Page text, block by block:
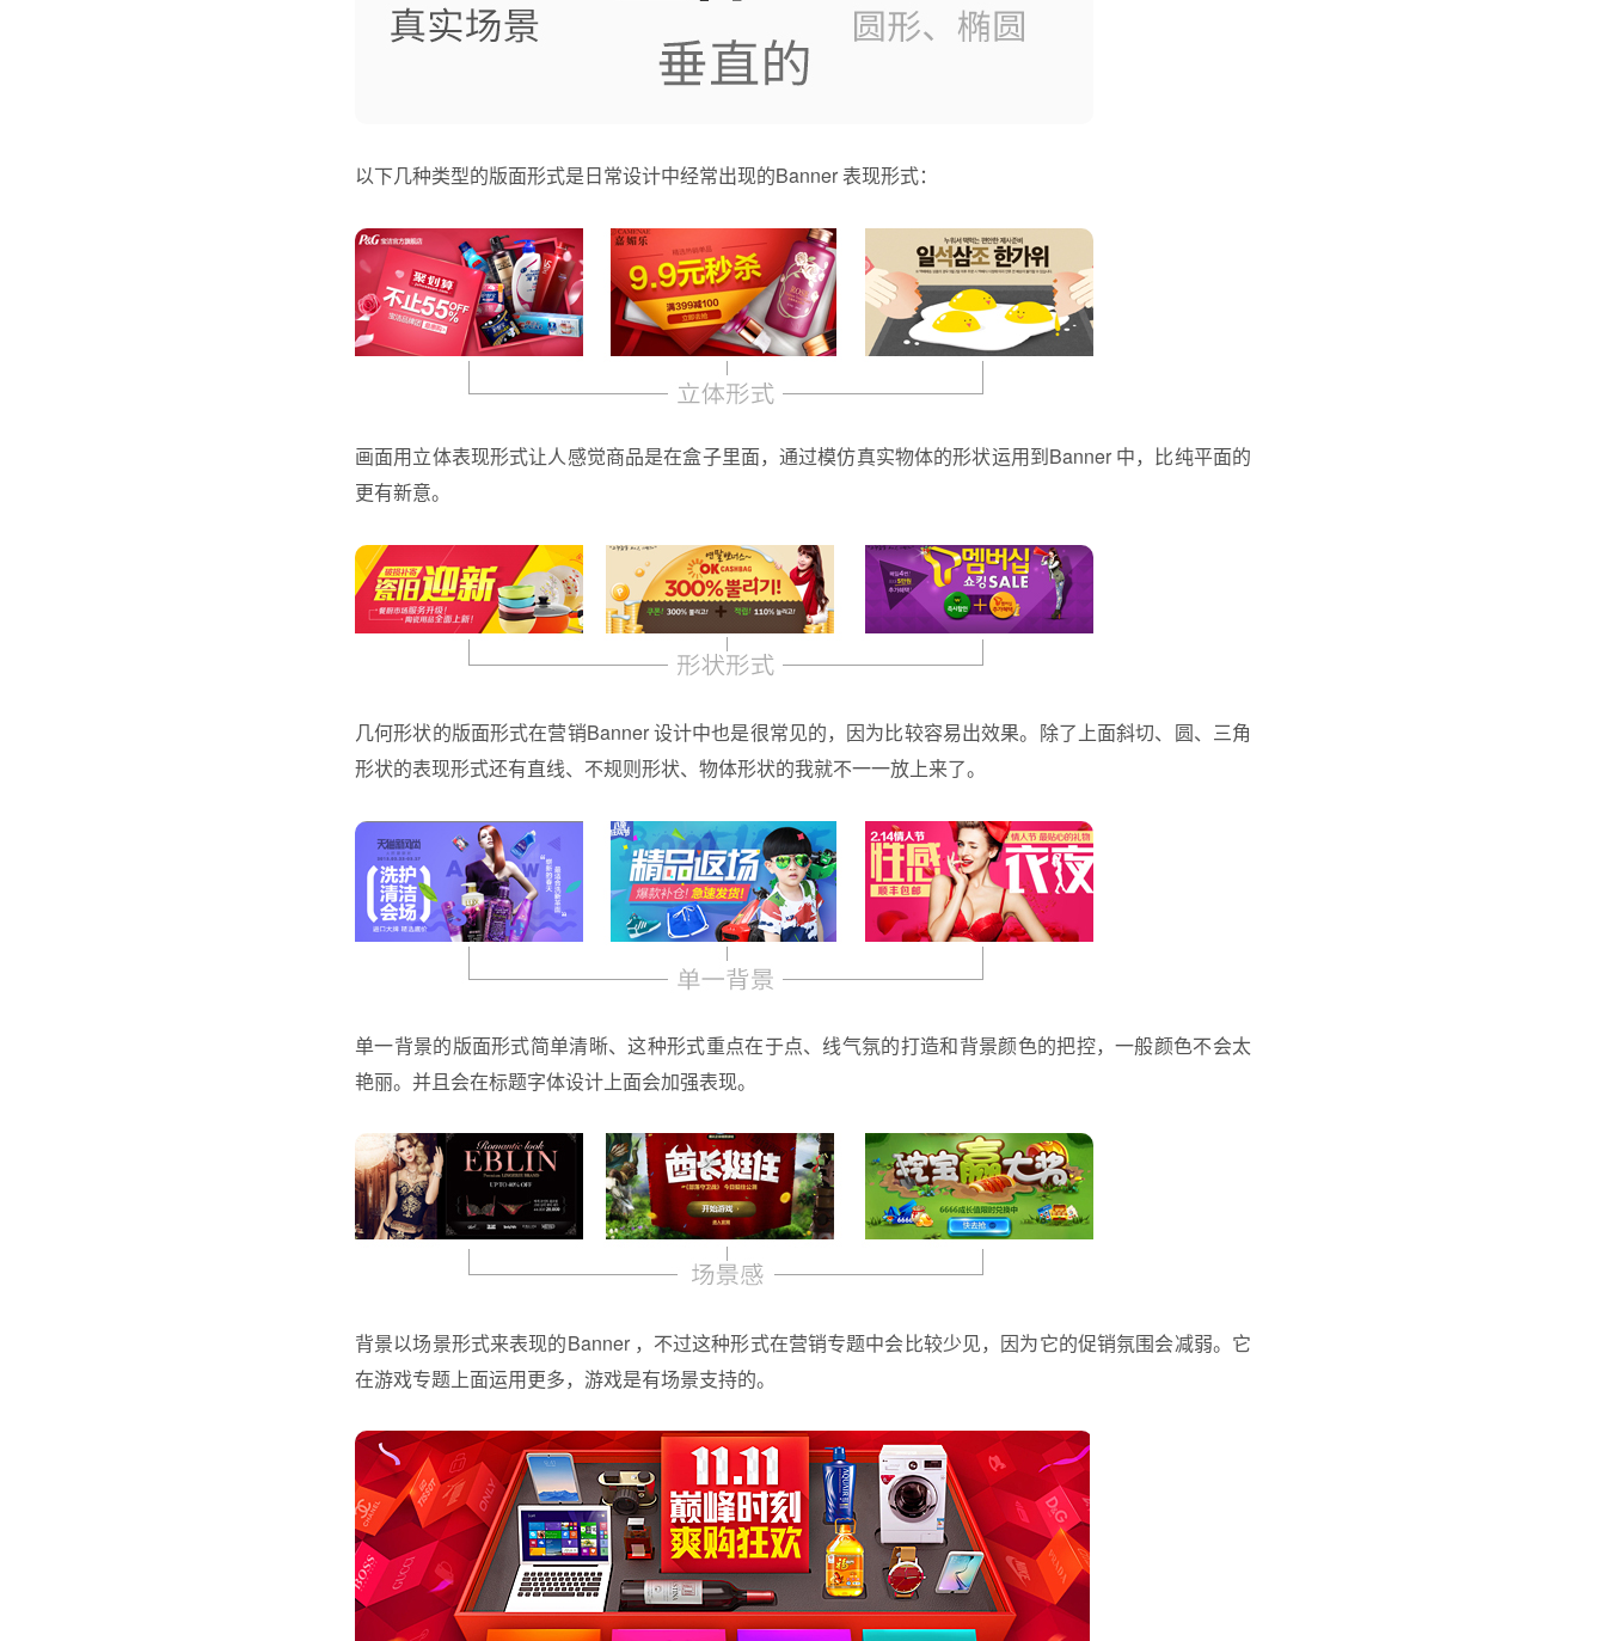
以下几种类型的版面形式是日常设计中经常出现的Banner 表现形式：
画面用立体表现形式让人感觉商品是在盒子里面，通过模仿真实物体的形状运用到Banner 中，比纯平面的
更有新意。
几何形状的版面形式在营销Banner 设计中也是很常见的，因为比较容易出效果。除了上面斜切、圆、三角
形状的表现形式还有直线、不规则形状、物体形状的我就不一一放上来了。
单一背景的版面形式简单清晰、这种形式重点在于点、线气氛的打造和背景颜色的把控，一般颜色不会太
艳丽。并且会在标题字体设计上面会加强表现。
背景以场景形式来表现的Banner ，不过这种形式在营销专题中会比较少见，因为它的促销氛围会减弱。它
在游戏专题上面运用更多，游戏是有场景支持的。